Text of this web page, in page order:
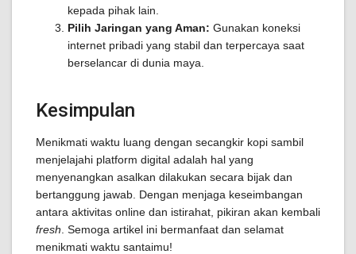
kepada pihak lain.
Pilih Jaringan yang Aman: Gunakan koneksi
internet pribadi yang stabil dan terpercaya saat
berselancar di dunia maya.
Kesimpulan
Menikmati waktu luang dengan secangkir kopi sambil
menjelajahi platform digital adalah hal yang
menyenangkan asalkan dilakukan secara bijak dan
bertanggung jawab. Dengan menjaga keseimbangan
antara aktivitas online dan istirahat, pikiran akan kembali
fresh . Semoga artikel ini bermanfaat dan selamat
menikmati waktu santaimu!